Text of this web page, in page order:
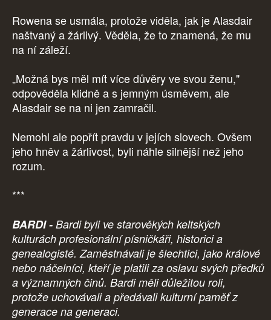
Rowena se usmála, protože viděla, jak je Alasdair
naštvaný a žárlivý. Věděla, že to znamená, že mu
na ní záleží.
„Možná bys měl mít více důvěry ve svou ženu,"
odpověděla klidně a s jemným úsměvem, ale
Alasdair se na ni jen zamračil.
Nemohl ale popřít pravdu v jejích slovech. Ovšem
jeho hněv a žárlivost, byli náhle silnější než jeho
rozum.
***
BARDI - Bardi byli ve starověkých keltských
kulturách profesionální písničkáři, historici a
genealogisté. Zaměstnávali je šlechtici, jako králové
nebo náčelníci, kteří je platili za oslavu svých předků
a významných činů. Bardi měli důležitou roli,
protože uchovávali a předávali kulturní paměť z
generace na generaci.